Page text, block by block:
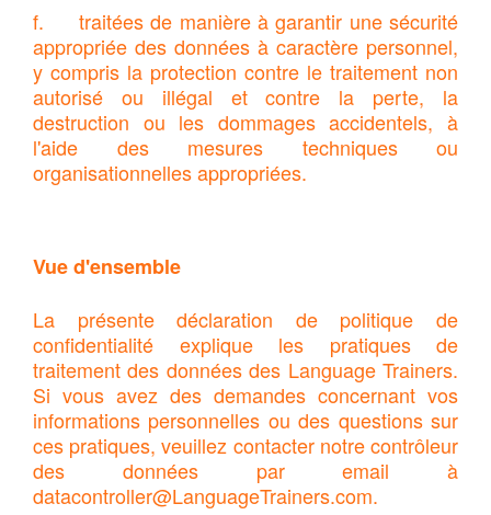
f. traitées de manière à garantir une sécurité
appropriée des données à caractère personnel,
y compris la protection contre le traitement non
autorisé ou illégal et contre la perte, la
destruction ou les dommages accidentels, à
l'aide des mesures techniques ou
organisationnelles appropriées.
Vue d'ensemble
La présente déclaration de politique de
confidentialité explique les pratiques de
traitement des données des Language Trainers.
Si vous avez des demandes concernant vos
informations personnelles ou des questions sur
ces pratiques, veuillez contacter notre contrôleur
des données par email à
datacontroller@LanguageTrainers.com.